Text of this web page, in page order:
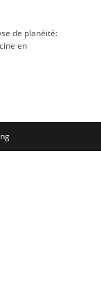
de planéité:
en